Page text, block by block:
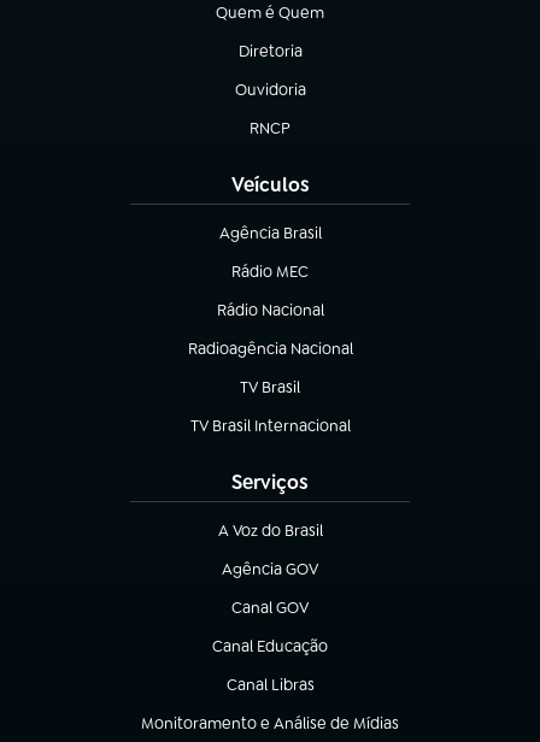
Quem é Quem
(abre em nova aba)
Diretoria
(abre em nova aba)
Ouvidoria
(abre em nova aba)
RNCP
(abre em nova aba)
Veículos
Agência Brasil
(abre em nova aba)
Rádio MEC
Rádio Nacional
(abre em nova aba)
Radioagência Nacional
(abre em nova aba)
TV Brasil
(abre em nova aba)
TV Brasil Internacional
(abre em nova aba)
Serviços
A Voz do Brasil
(abre em nova aba)
Agência GOV
(abre em nova aba)
Canal GOV
(abre em nova aba)
Canal Educação
(abre em nova aba)
Canal Libras
(abre em nova aba)
Monitoramento e Análise de Mídias
(abre em nova aba)